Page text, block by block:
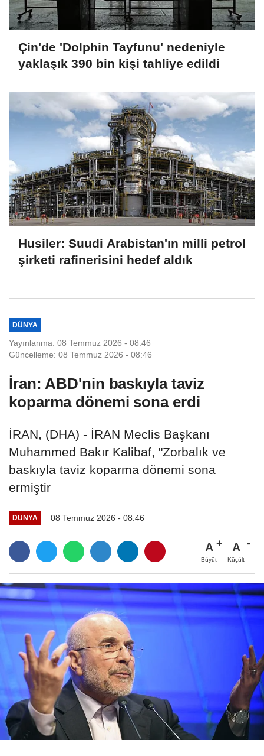
Çin'de 'Dolphin Tayfunu' nedeniyle
yaklaşık 390 bin kişi tahliye edildi
Husiler: Suudi Arabistan'ın milli petrol
şirketi rafinerisini hedef aldık
DÜNYA
Yayınlanma: 08 Temmuz 2026 - 08:46
Güncelleme: 08 Temmuz 2026 - 08:46
İran: ABD'nin baskıyla taviz
koparma dönemi sona erdi
İRAN, (DHA) - İRAN Meclis Başkanı
Muhammed Bakır Kalibaf, "Zorbalık ve
baskıyla taviz koparma dönemi sona
ermiştir
DÜNYA 08 Temmuz 2026 - 08:46
A
Büyüt
A
Küçült